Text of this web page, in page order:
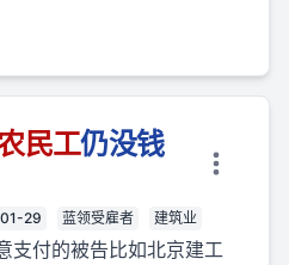
民工仍没钱
29 蓝领受雇者 建筑业
支付的被告比如北京建工